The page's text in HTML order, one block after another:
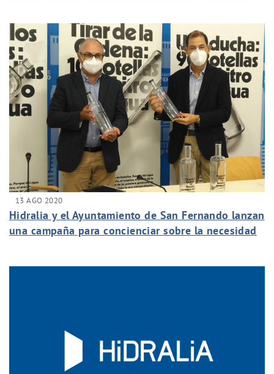
13 AGO 2020
Hidralia y el Ayuntamiento de San Fernando lanzan
una campaña para concienciar sobre la necesidad